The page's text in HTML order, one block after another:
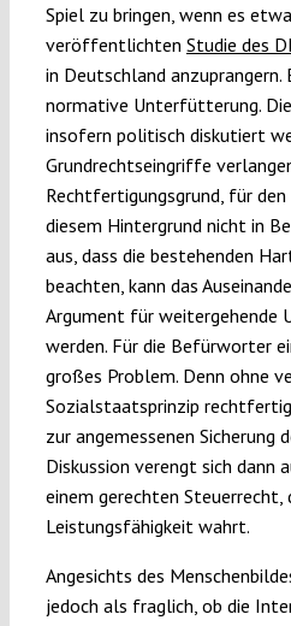
Spiel zu bringen, wenn es
veröffentlichten Studie des
in Deutschland
normative Unterfütterung.
insofern politisch diskutiert
Grundrechtseingriffe
Rechtfertigungsgrund, für
diesem Hintergrund nicht in
aus, dass die bestehenden
beachten, kann das
Argument für
werden. Für die Befürworter
großes Problem. Denn ohne
Sozialstaatsprinzip
zur angemessenen Sicherung
Diskussion verengt sich dann
einem gerechten Steuerrecht,
Leistungsfähigkeit wahrt.
Angesichts des
jedoch als fraglich, ob die